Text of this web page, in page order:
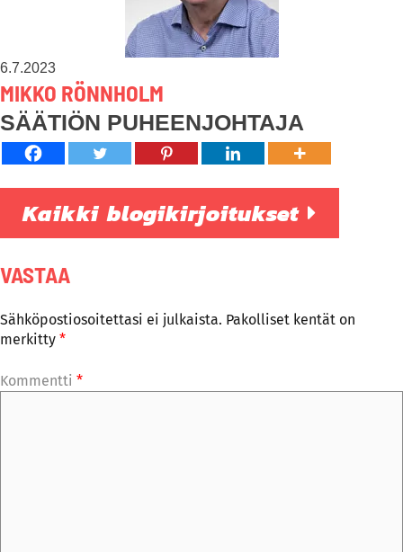
6.7.2023
MIKKO RÖNNHOLM
SÄÄTIÖN PUHEENJOHTAJA
Kaikki blogikirjoitukset
VASTAA
Sähköpostiosoitettasi ei julkaista. Pakolliset kentät on
merkitty *
Kommentti *